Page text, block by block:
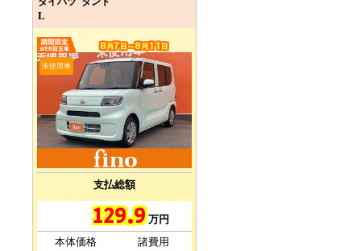
L
未使用車
8月7日～8月11日
支払総額
129.9 万円
本体価格
諸費用